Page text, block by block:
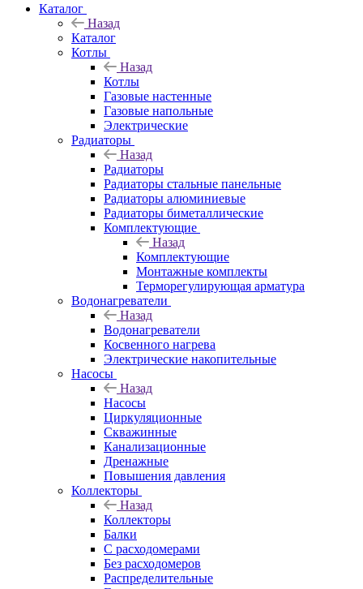
Каталог
Назад
Каталог
Котлы
Назад
Котлы
Газовые настенные
Газовые напольные
Электрические
Радиаторы
Назад
Радиаторы
Радиаторы стальные панельные
Радиаторы алюминиевые
Радиаторы биметаллические
Комплектующие
Назад
Комплектующие
Монтажные комплекты
Терморегулирующая арматура
Водонагреватели
Назад
Водонагреватели
Косвенного нагрева
Электрические накопительные
Насосы
Назад
Насосы
Циркуляционные
Скважинные
Канализационные
Дренажные
Повышения давления
Коллекторы
Назад
Коллекторы
Балки
С расходомерами
Без расходомеров
Распределительные